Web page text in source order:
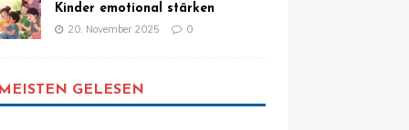
Kinder emotional stärken
20. November 2025 0
GELESEN